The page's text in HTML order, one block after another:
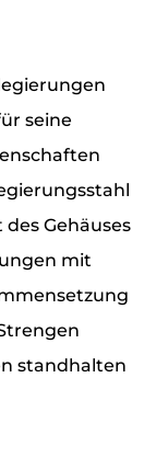
seine
Gehäuses
mit
standhalten